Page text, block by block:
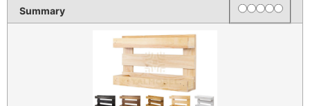
Summary Rating 1 star
2
3
4
5